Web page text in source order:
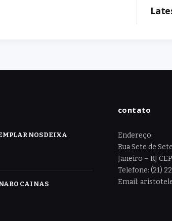
NOS DEIXA
CAI NAS
contato
Endereço:
Rua Sete de
Janeiro – RJ
Telefone: (21)
Email: